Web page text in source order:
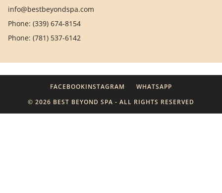
info@bestbeyondspa.com
Phone: (339) 674-8154
Phone: (781) 537-6142
© 2026 BEST BEYOND SPA - ALL RIGHTS RESERVED
FACEBOOKINSTAGRAM WHATSAPP